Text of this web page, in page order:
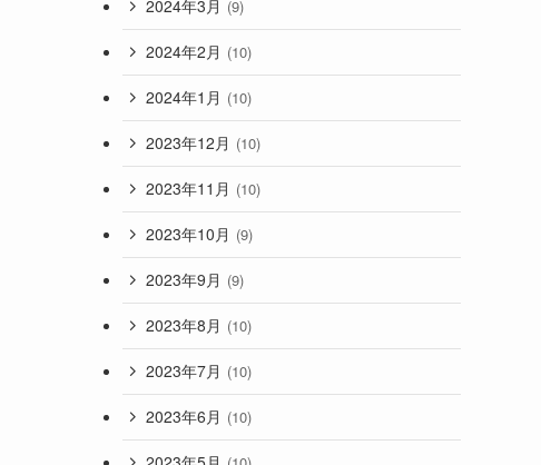
2024年3月 (9)
2024年2月 (10)
2024年1月 (10)
2023年12月 (10)
2023年11月 (10)
2023年10月 (9)
2023年9月 (9)
2023年8月 (10)
2023年7月 (10)
2023年6月 (10)